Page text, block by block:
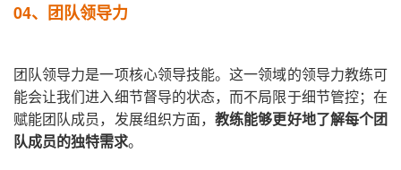
04、 团队领导力
团队领导力是一项核心领导技能。这一领域的领导力教练可
能会让我们进入细节督导的状态，而不局限于细节管控；在
赋能团队成员，发展组织方面，教练能够更好地了解每个团
队成员的独特需求。